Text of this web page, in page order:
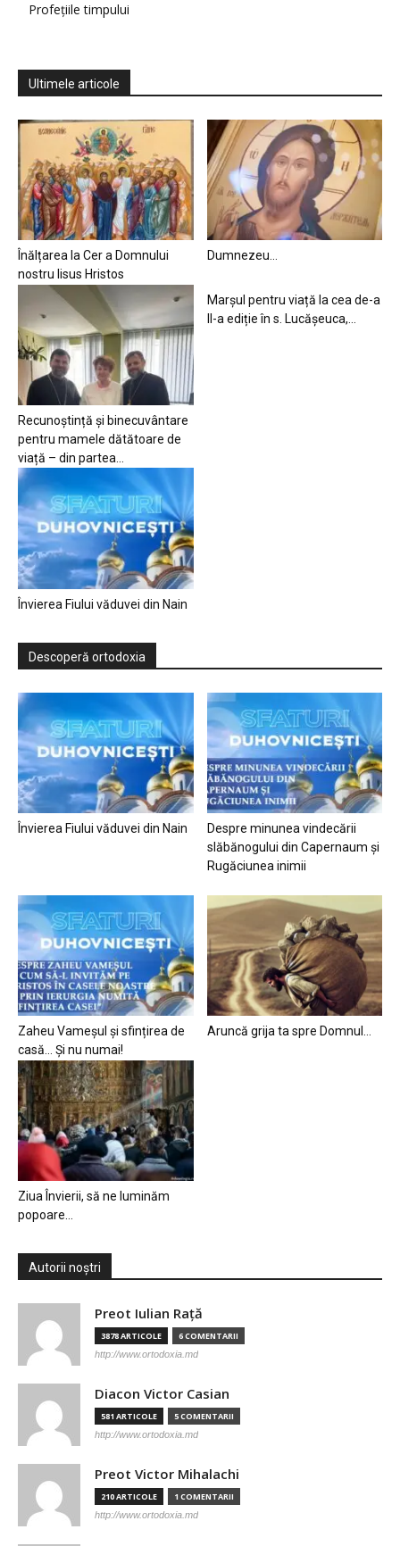
Profețiile timpului
Ultimele articole
Înălțarea la Cer a Domnului
nostru Iisus Hristos
Dumnezeu…
Recunoștință și binecuvântare
pentru mamele dătătoare de
viață – din partea...
Marșul pentru viață la cea de-a
II-a ediție în s. Lucășeuca,...
Învierea Fiului văduvei din Nain
Descoperă ortodoxia
Învierea Fiului văduvei din Nain
Despre minunea vindecării
slăbănogului din Capernaum și
Rugăciunea inimii
Zaheu Vameșul și sfințirea de
casă… Și nu numai!
Aruncă grija ta spre Domnul…
Ziua Învierii, să ne luminăm
popoare…
Autorii noștri
Preot Iulian Raţă
3878 ARTICOLE 6 COMENTARII
http://www.ortodoxia.md
Diacon Victor Casian
581 ARTICOLE 5 COMENTARII
http://www.ortodoxia.md
Preot Victor Mihalachi
210 ARTICOLE 1 COMENTARII
http://www.ortodoxia.md